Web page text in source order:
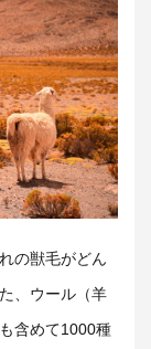
の獣毛がどん
、ウール（羊
含めて1000種